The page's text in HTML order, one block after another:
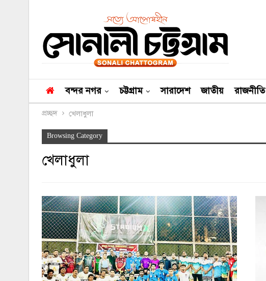
বন্দর নগর চট্টগ্রাম সারাদেশ জাতীয় রাজনীতি
প্রচ্ছদ খেলাধুলা
Browsing Category
খেলাধুলা